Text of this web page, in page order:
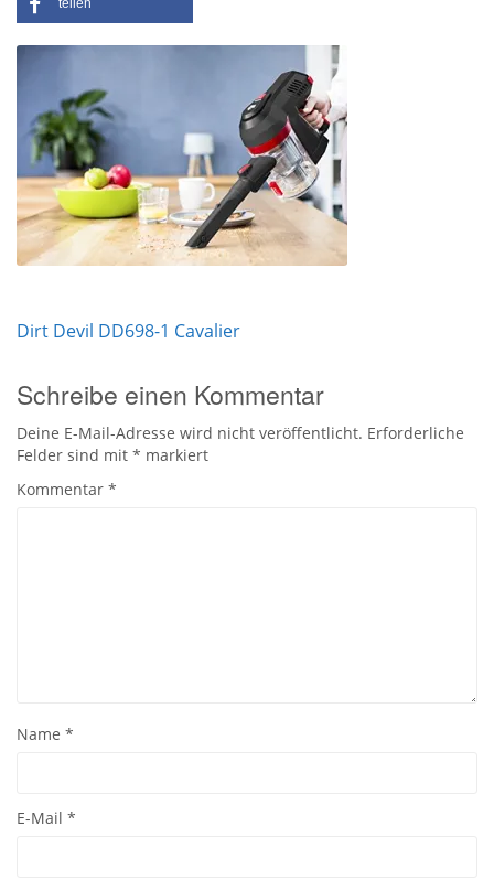
Beitrags-
Dirt Devil DD698-1 Cavalier
Schreibe einen Kommentar
Deine E-Mail-Adresse wird nicht veröffentlicht. Erforderliche
Felder sind mit * markiert
Kommentar *
Name *
E-Mail *